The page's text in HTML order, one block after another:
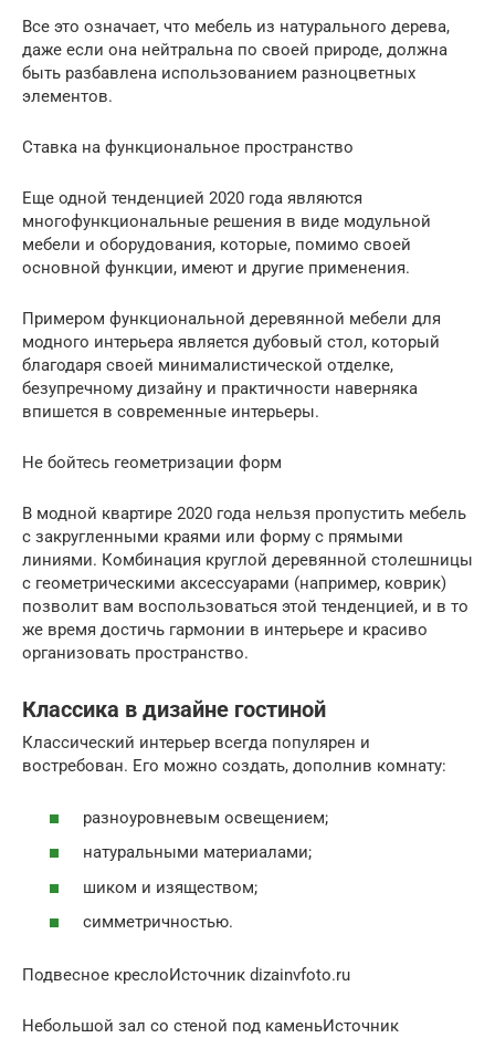
Все это означает, что мебель из натурального дерева,
даже если она нейтральна по своей природе, должна
быть разбавлена использованием разноцветных
элементов.
Ставка на функциональное пространство
Еще одной тенденцией 2020 года являются
многофункциональные решения в виде модульной
мебели и оборудования, которые, помимо своей
основной функции, имеют и другие применения.
Примером функциональной деревянной мебели для
модного интерьера является дубовый стол, который
благодаря своей минималистической отделке,
безупречному дизайну и практичности наверняка
впишется в современные интерьеры.
Не бойтесь геометризации форм
В модной квартире 2020 года нельзя пропустить мебель
с закругленными краями или форму с прямыми
линиями. Комбинация круглой деревянной столешницы
с геометрическими аксессуарами (например, коврик)
позволит вам воспользоваться этой тенденцией, и в то
же время достичь гармонии в интерьере и красиво
организовать пространство.
Классика в дизайне гостиной
Классический интерьер всегда популярен и
востребован. Его можно создать, дополнив комнату:
разноуровневым освещением;
натуральными материалами;
шиком и изяществом;
симметричностью.
Подвесное креслоИсточник dizainvfoto.ru
Небольшой зал со стеной под каменьИсточник